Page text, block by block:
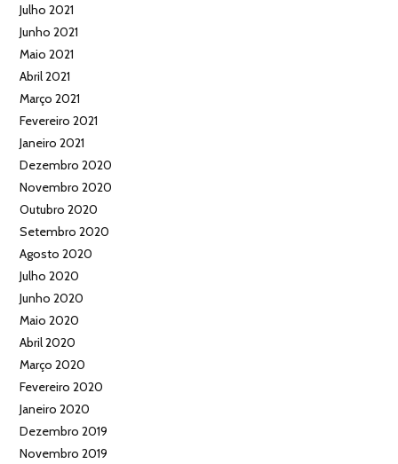
Julho 2021
Junho 2021
Maio 2021
Abril 2021
Março 2021
Fevereiro 2021
Janeiro 2021
Dezembro 2020
Novembro 2020
Outubro 2020
Setembro 2020
Agosto 2020
Julho 2020
Junho 2020
Maio 2020
Abril 2020
Março 2020
Fevereiro 2020
Janeiro 2020
Dezembro 2019
Novembro 2019